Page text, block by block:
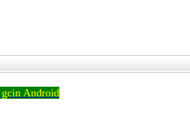
Android